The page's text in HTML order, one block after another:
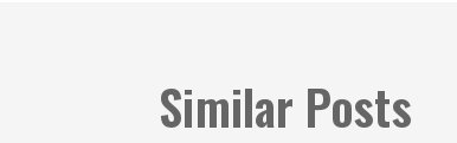
Similar Posts